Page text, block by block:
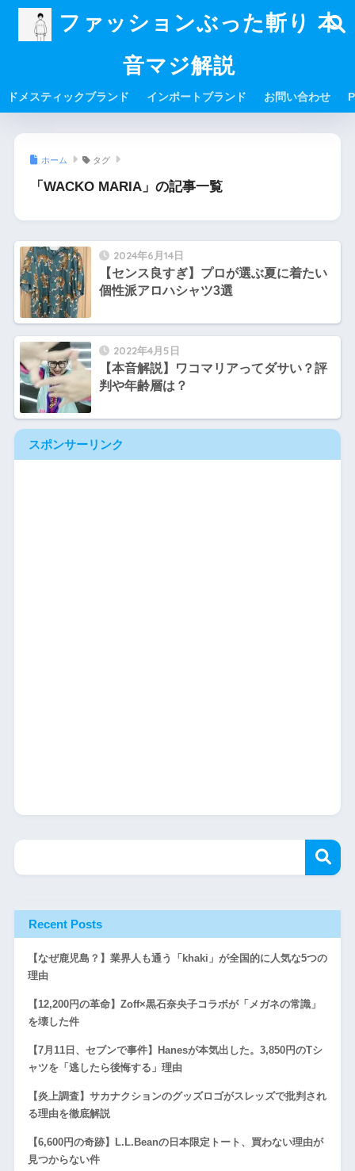
ファッションぶった斬り 本
音マジ解説
ドメスティックブランド インポートブランド お問い合わせ
ホーム タグ
「WACKO MARIA」の記事一覧
2024年6月14日
【センス良すぎ】プロが選ぶ夏に着たい
個性派アロハシャツ3選
2022年4月5日
【本音解説】ワコマリアってダサい？評
判や年齢層は？
スポンサーリンク
Recent Posts
【なぜ鹿児島？】業界人も通う「khaki」が全国的に人気な5つの
理由
【12,200円の革命】Zoff×黒石奈央子コラボが「メガネの常識」
を壊した件
【7月11日、セブンで事件】Hanesが本気出した。3,850円のTシ
ャツを「逃したら後悔する」理由
【炎上調査】サカナクションのグッズロゴがスレッズで批判され
る理由を徹底解説
【6,600円の奇跡】L.L.Beanの日本限定トート、買わない理由が
見つからない件